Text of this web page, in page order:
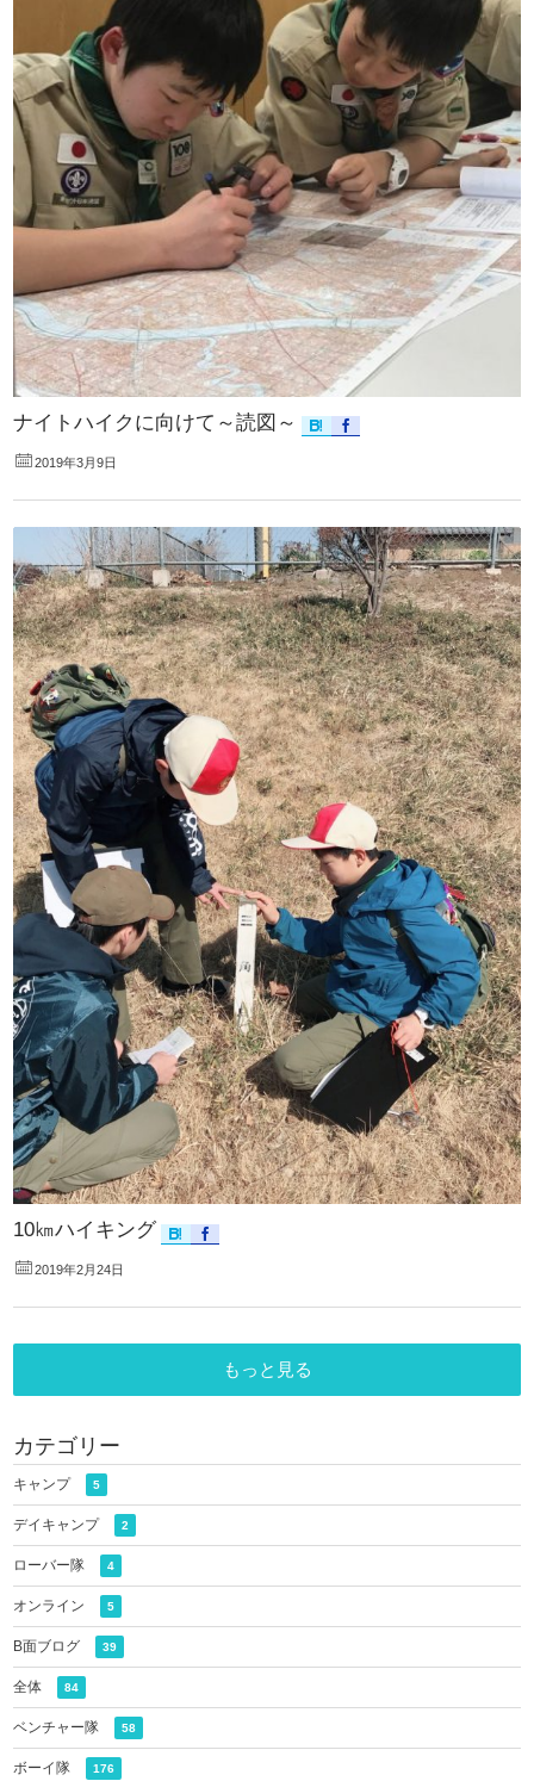
ナイトハイクに向けて～読図～
2019年3月9日
10㎞ハイキング
2019年2月24日
もっと見る
カテゴリー
キャンプ 5
デイキャンプ 2
ローバー隊 4
オンライン 5
B面ブログ 39
全体 84
ベンチャー隊 58
ボーイ隊 176